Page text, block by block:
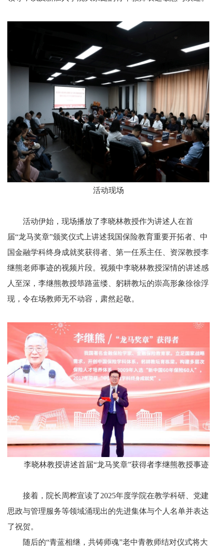
活动现场
活动伊始，现场播放了李晓林教授作为讲述人在首
届“龙马奖章”颁奖仪式上讲述我国保险教育重要开拓者、中
国金融学科终身成就奖获得者、第一任系主任、资深教授李
继熊老师事迹的视频片段。视频中李晓林教授深情的讲述感
人至深，李继熊教授筚路蓝缕、躬耕教坛的崇高形象徐徐浮
现，令在场教师无不动容，肃然起敬。
李晓林教授讲述首届“龙马奖章”获得者李继熊教授事迹
接着，院长周桦宣读了2025年度学院在教学科研、党建
思政与管理服务等领域涌现出的先进集体与个人名单并表达
了祝贺。
随后的“青蓝相继，共铸师魂”老中青教师结对仪式将大